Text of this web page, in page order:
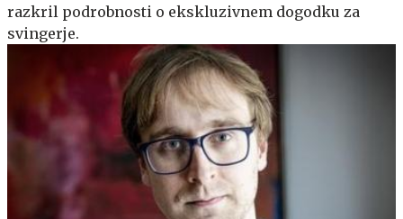
razkril podrobnosti o ekskluzivnem dogodku za
svingerje.